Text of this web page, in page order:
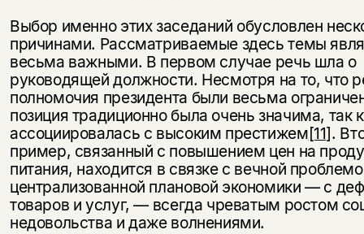
Выбор именно этих заседаний обусловлен
причинами. Рассматриваемые здесь темы
весьма важными. В первом случае речь шла о
руководящей должности. Несмотря на то, что
полномочия президента были весьма
позиция традиционно была очень значима, так
ассоциировалась с высоким престижем[11].
пример, связанный с повышением цен на
питания, находится в связке с вечной
централизованной плановой экономики — с
товаров и услуг, — всегда чреватым ростом
недовольства и даже волнениями.